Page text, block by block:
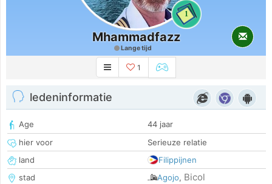
1
Mhammadfazz
Lange tijd
1
ledeninformatie
Age
44 jaar
hier voor
Serieuze relatie
land
Filippijnen
stad
Agojo, Bicol